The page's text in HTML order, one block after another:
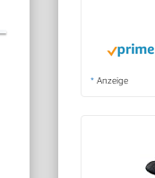
* Anzeige